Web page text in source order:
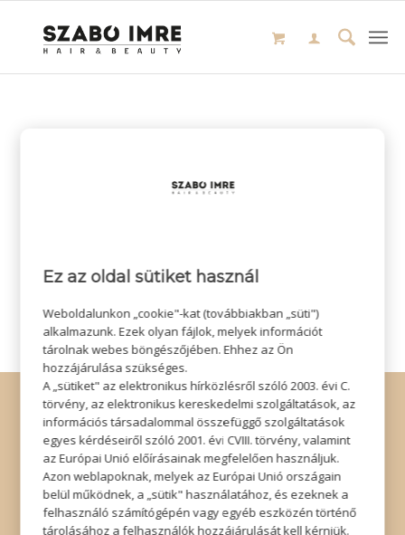
© Copyright - Szabó Imre Hair & Beauty
Impresszum
| Adatkezelési tájékoztató |Elállás
Ez az oldal sütiket használ
Weboldalunkon „cookie"-kat (továbbiakban „süti")
alkalmazunk. Ezek olyan fájlok, melyek információt
tárolnak webes böngészőjében. Ehhez az Ön
hozzájárulása szükséges.
A „sütiket" az elektronikus hírközlésről szóló 2003. évi C.
törvény, az elektronikus kereskedelmi szolgáltatások, az
információs társadalommal összefüggő szolgáltatások
egyes kérdéseiről szóló 2001. évi CVIII. törvény, valamint
az Európai Unió előírásainak megfelelően használjuk.
Azon weblapoknak, melyek az Európai Unió országain
belül működnek, a „sütik" használatához, és ezeknek a
felhasználó számítógépén vagy egyéb eszközén történő
tárolásához a felhasználók hozzájárulását kell kérniük.